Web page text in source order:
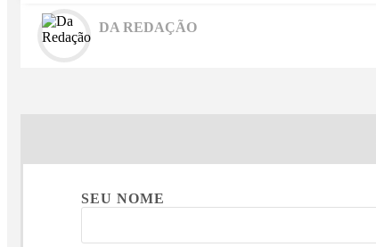
DA REDAÇÃO
SEU NOME